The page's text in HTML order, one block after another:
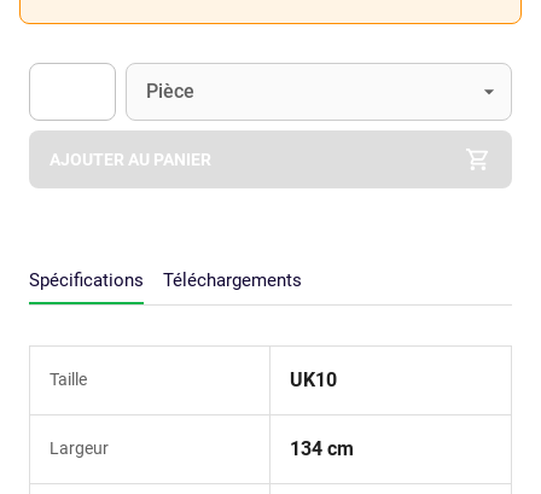
Apok.Product.Detail.AddToCart.Quantity (Optionnel)
Unité
Pièce
AJOUTER AU PANIER
Spécifications Téléchargements
Taille UK10
Largeur 134 cm